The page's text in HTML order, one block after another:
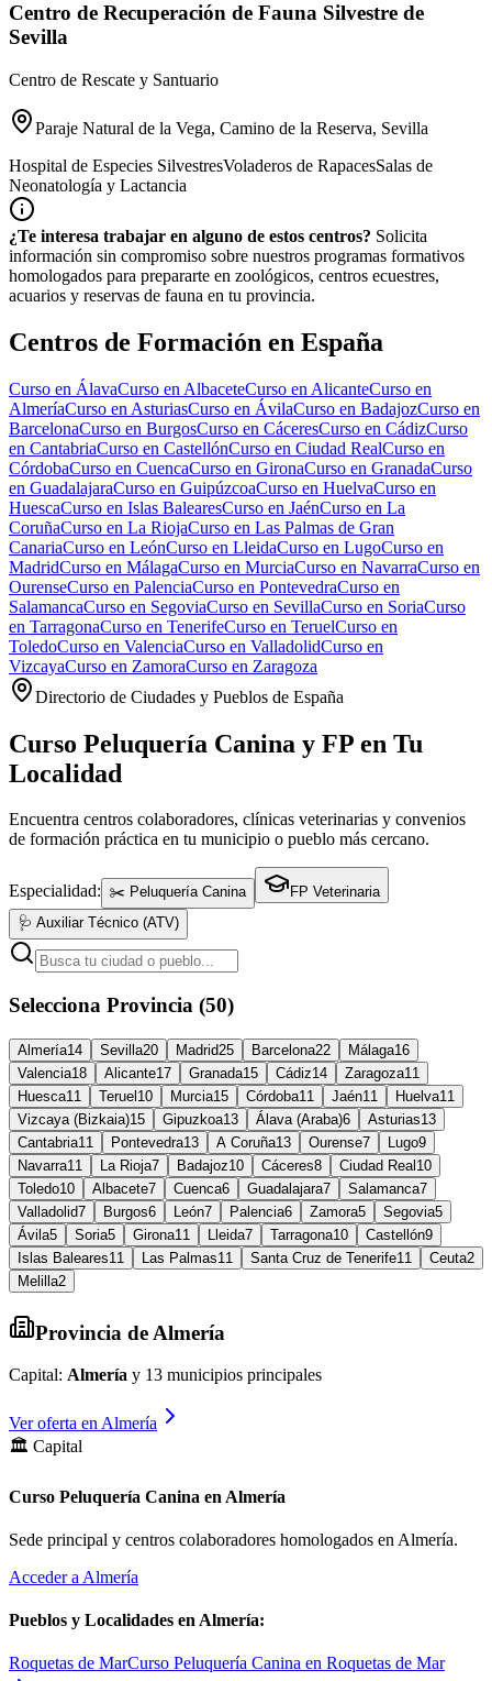
Centro de Recuperación de Fauna Silvestre de
Sevilla
Centro de Rescate y Santuario
Paraje Natural de la Vega, Camino de la Reserva, Sevilla
Hospital de Especies SilvestresVoladeros de RapacesSalas de
Neonatología y Lactancia
¿Te interesa trabajar en alguno de estos centros? Solicita
información sin compromiso sobre nuestros programas formativos
homologados para prepararte en zoológicos, centros ecuestres,
acuarios y reservas de fauna en tu provincia.
Centros de Formación en España
Curso en ÁlavaCurso en AlbaceteCurso en AlicanteCurso en
AlmeríaCurso en AsturiasCurso en ÁvilaCurso en BadajozCurso en
BarcelonaCurso en BurgosCurso en CáceresCurso en CádizCurso
en CantabriaCurso en CastellónCurso en Ciudad RealCurso en
CórdobaCurso en CuencaCurso en GironaCurso en GranadaCurso
en GuadalajaraCurso en GuipúzcoaCurso en HuelvaCurso en
HuescaCurso en Islas BalearesCurso en JaénCurso en La
CoruñaCurso en La RiojaCurso en Las Palmas de Gran
CanariaCurso en LeónCurso en LleidaCurso en LugoCurso en
MadridCurso en MálagaCurso en MurciaCurso en NavarraCurso en
OurenseCurso en PalenciaCurso en PontevedraCurso en
SalamancaCurso en SegoviaCurso en SevillaCurso en SoriaCurso
en TarragonaCurso en TenerifeCurso en TeruelCurso en
ToledoCurso en ValenciaCurso en ValladolidCurso en
VizcayaCurso en ZamoraCurso en Zaragoza
Directorio de Ciudades y Pueblos de España
Curso Peluquería Canina y FP en Tu
Localidad
Encuentra centros colaboradores, clínicas veterinarias y convenios
de formación práctica en tu municipio o pueblo más cercano.
Especialidad: ✂️ Peluquería Canina
FP Veterinaria
🩺 Auxiliar Técnico (ATV)
Selecciona Provincia (50)
Almería14 Sevilla20 Madrid25 Barcelona22 Málaga16
Valencia18 Alicante17 Granada15 Cádiz14 Zaragoza11
Huesca11 Teruel 10 Murcia15 Córdoba11 Jaén11 Huelva11
Vizcaya (Bizkaia)15 Gipuzkoa13 Álava (Araba)6 Asturias13
Cantabria11 Pontevedra13 A Coruña13 Ourense7 Lugo9
Navarra11 La Rioja7 Badajoz10 Cáceres8 Ciudad Real 10
Toledo10 Albacete7 Cuenca6 Guadalajara7 Salamanca7
Valladolid7 Burgos6 León7 Palencia6 Zamora5 Segovia5
Ávila5 Soria5 Girona11 Lleida7 Tarragona10 Castellón9
Islas Baleares11 Las Palmas11 Santa Cruz de Tenerife11 Ceuta2
Melilla2
Provincia de Almería
Capital: Almería y 13 municipios principales
Ver oferta en Almería
🏛️ Capital
Curso Peluquería Canina en Almería
Sede principal y centros colaboradores homologados en Almería.
Acceder a Almería
Pueblos y Localidades en Almería:
Roquetas de MarCurso Peluquería Canina en Roquetas de Mar